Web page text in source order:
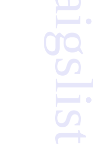
craigslist